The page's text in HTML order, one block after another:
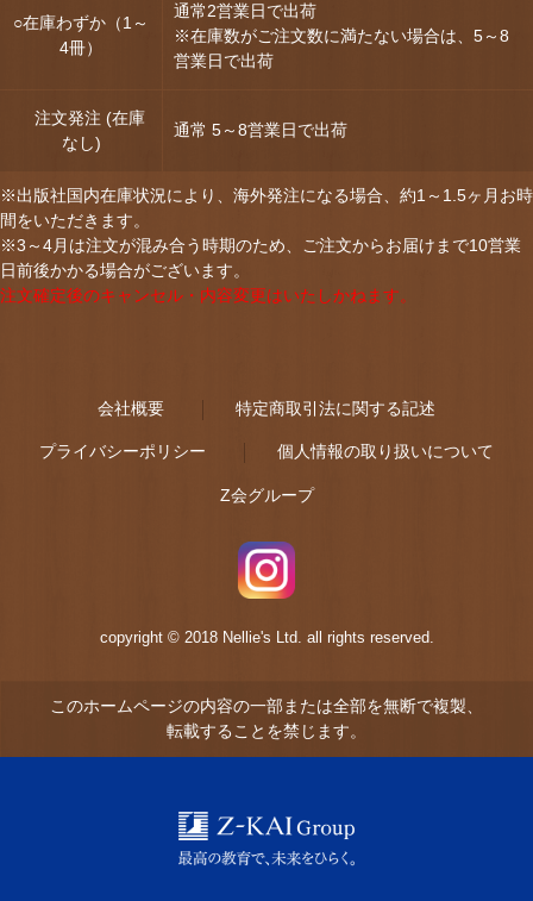
○在庫わずか（1～
4冊）
通常2営業日で出荷
※在庫数がご注文数に満たない場合は、5～8
営業日で出荷
注文発注 (在庫
なし)
通常 5～8営業日で出荷
※出版社国内在庫状況により、海外発注になる場合、約1～1.5ヶ月お時
間をいただきます。
※3～4月は注文が混み合う時期のため、ご注文からお届けまで10営業
日前後かかる場合がございます。
注文確定後のキャンセル・内容変更はいたしかねます。
会社概要 特定商取引法に関する記述
プライバシーポリシー 個人情報の取り扱いについて
Z会グループ
copyright © 2018 Nellie's Ltd. all rights reserved.
このホームページの内容の一部または全部を無断で複製、
転載することを禁じます。